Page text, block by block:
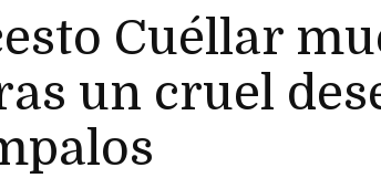
Cuéllar
un cruel